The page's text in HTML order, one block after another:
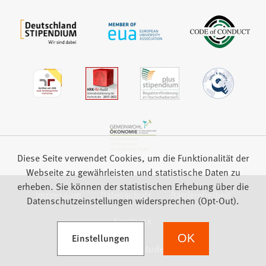
Impressum Datenschutz
Barrierefreiheit
Feedback
Diese Seite verwendet Cookies, um die Funktionalität der
Webseite zu gewährleisten und statistische Daten zu
erheben. Sie können der statistischen Erhebung über die
Datenschutzeinstellungen widersprechen (Opt-Out).
Einstellungen
(Öffnet in einem neuen Tab) OK